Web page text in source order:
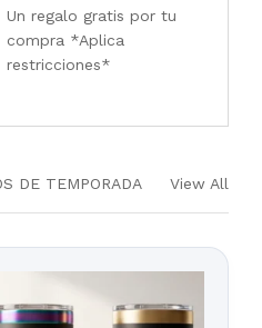
Un regalo gratis por tu
compra *Aplica
restricciones*
DE TEMPORADA View All